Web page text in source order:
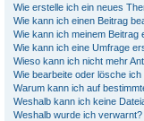
Wie erstelle ich ein neues
Wie kann ich einen Beitrag
Wie kann ich meinem Beitrag
Wie kann ich eine Umfrage
Wieso kann ich nicht mehr
Wie bearbeite oder lösche
Warum kann ich auf
Weshalb kann ich keine
Weshalb wurde ich verwarnt?